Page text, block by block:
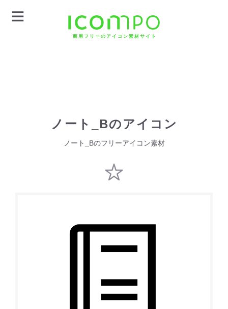
商用フリーのアイコン素材サイト
ノート_Bのアイコン
ノート_Bのフリーアイコン素材